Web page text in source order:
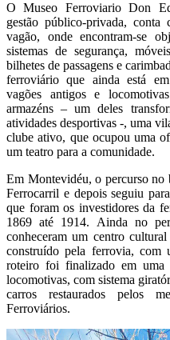
O Museo Ferroviario Don
gestão público-privada,
vagão, onde encontram-se
sistemas de segurança,
bilhetes de passagens e
ferroviário que ainda está
vagões antigos e
armazéns – um deles
atividades desportivas -, uma
clube ativo, que ocupou uma
um teatro para a comunidade.
Em Montevidéu, o percurso
Ferrocarril e depois seguiu
que foram os investidores da
1869 até 1914. Ainda no
conheceram um centro
construído pela ferrovia, com
roteiro foi finalizado em uma
locomotivas, com sistema
carros restaurados pelos
Ferroviários.